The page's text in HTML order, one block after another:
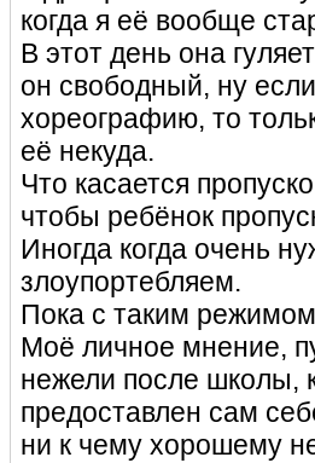
когда я её вообще
В этот день она
он свободный, ну
хореографию, то
её некуда.
Что касается
чтобы ребёнок
Иногда когда очень
злоупортебляем.
Пока с таким
Моё личное мнение,
нежели после школы,
предоставлен сам
ни к чему хорошему